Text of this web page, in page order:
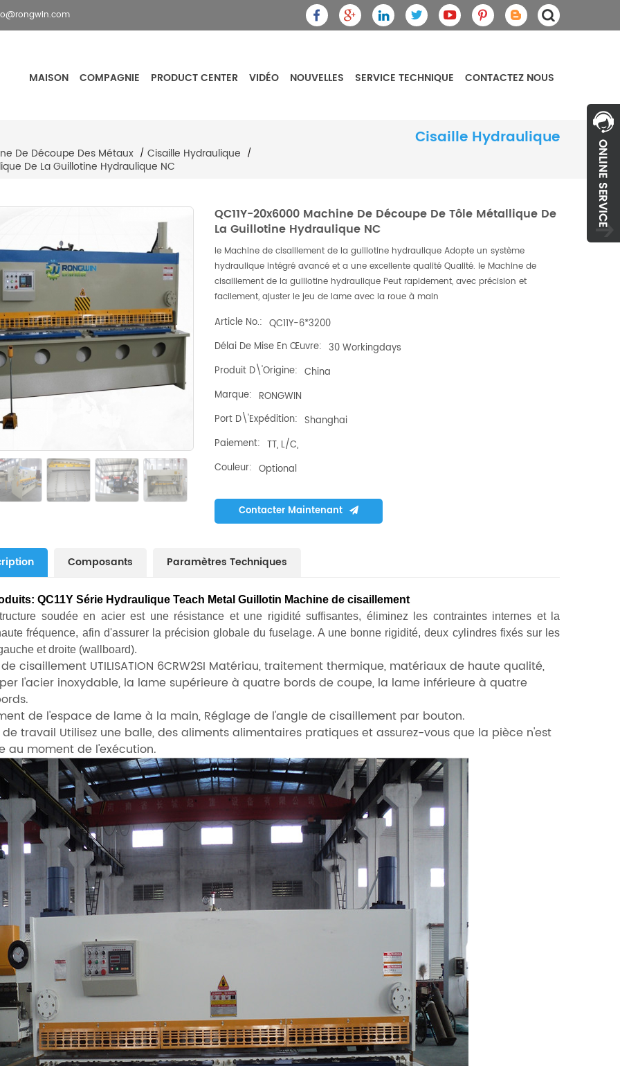
MAISON COMPAGNIE PRODUCT CENTER VIDÉO NOUVELLES SERVICE TECHNIQUE CONTACTEZ NOUS
Cisaille Hydraulique
De Découpe Des Métaux / Cisaille Hydraulique /
De La Guillotine Hydraulique NC
QC11Y-20x6000 Machine De Découpe De Tôle Métallique De
La Guillotine Hydraulique NC
le Machine de cisaillement de la guillotine hydraulique Adopte un système
hydraulique intégré avancé et a une excellente qualité Qualité. le Machine de
cisaillement de la guillotine hydraulique Peut rapidement, avec précision et
facilement, ajuster le jeu de lame avec la roue à main
Article No.: QC11Y-6*3200
Délai De Mise En Œuvre: 30 Workingdays
Produit D\'origine: China
Marque: RONGWIN
Port D\'expédition: Shanghai
Paiement: TT, L/C,
Couleur: Optional
Contacter Maintenant
Composants Paramètres Techniques
QC11Y Série Hydraulique Teach Metal Guillotin Machine de cisaillement
soudée en acier est une résistance et une rigidité suffisantes, éliminez les contraintes internes et la
fréquence, afin d'assurer la précision globale du fuselage. A une bonne rigidité, deux cylindres fixés sur les
et droite (wallboard).
cisaillement UTILISATION 6CRW2SI Matériau, traitement thermique, matériaux de haute qualité,
l'acier inoxydable, la lame supérieure à quatre bords de coupe, la lame inférieure à quatre
de l'espace de lame à la main, Réglage de l'angle de cisaillement par bouton.
de travail Utilisez une balle, des aliments alimentaires pratiques et assurez-vous que la pièce n'est
au moment de l'exécution.